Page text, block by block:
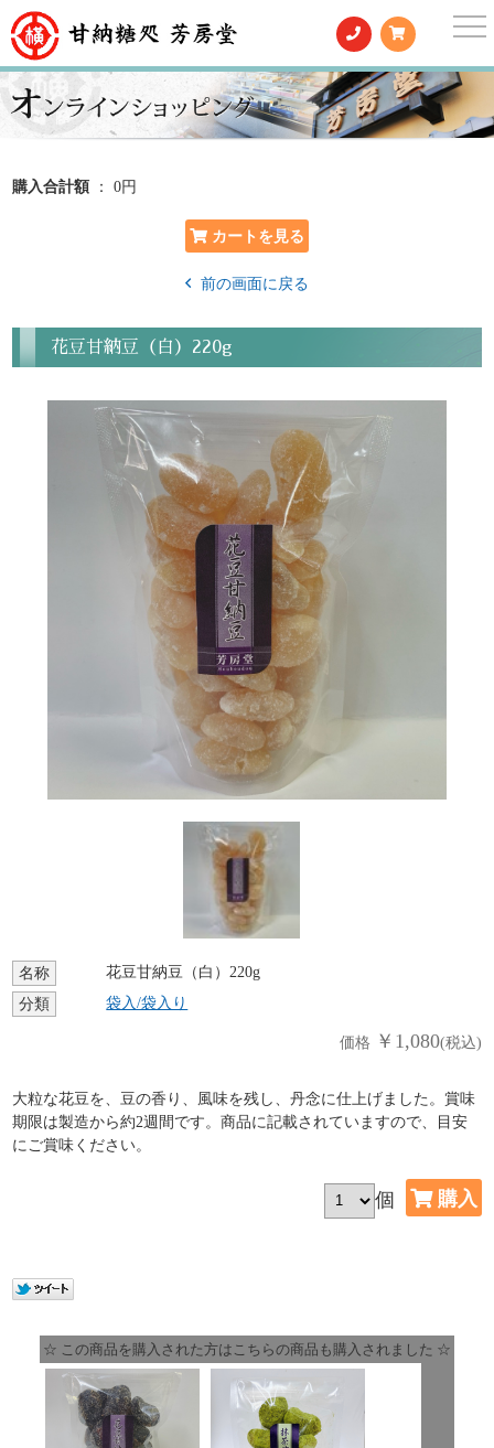
購入合計額 ： 0円
前の画面に戻る
花豆甘納豆（白）220g
名称
花豆甘納豆（白）220g
分類
袋入/袋入り
価格 ￥1,080(税込)
大粒な花豆を、豆の香り、風味を残し、丹念に仕上げました。賞味
期限は製造から約2週間です。商品に記載されていますので、目安
にご賞味ください。
個
☆ この商品を購入された方はこちらの商品も購入されました ☆